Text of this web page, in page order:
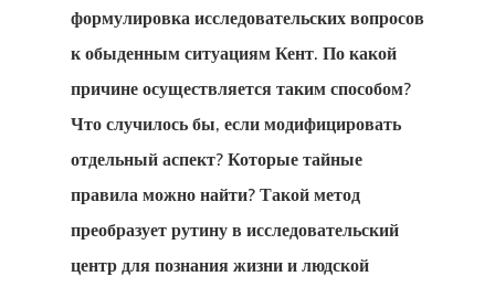
формулировка исследовательских вопросов
к обыденным ситуациям Кент. По какой
причине осуществляется таким способом?
Что случилось бы, если модифицировать
отдельный аспект? Которые тайные
правила можно найти? Такой метод
преобразует рутину в исследовательский
центр для познания жизни и людской